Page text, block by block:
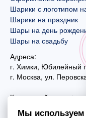
Шарики с логотипом
Шарики на праздник
Шары на день
Шары на свадьбу
Адреса:
г. Химки, Юбилейный
г. Москва, ул.
Контактный номер:
Мы